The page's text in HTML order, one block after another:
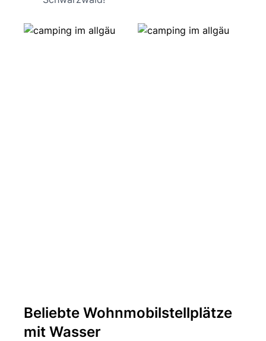
Beliebte Wohnmobilstellplätze
mit Wasser